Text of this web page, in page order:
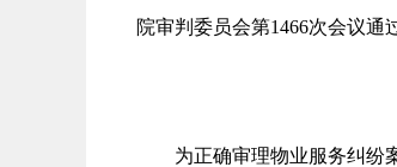
院审判委员会第1466次会议通
二○○九
为正确审理物业服务纠纷案